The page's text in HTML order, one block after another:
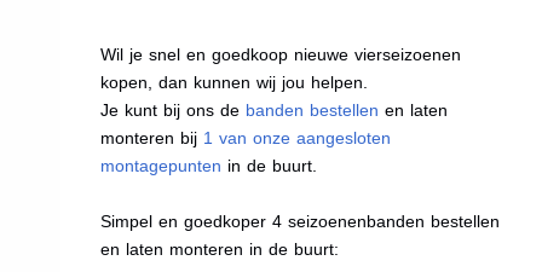
Wil je snel en goedkoop nieuwe vierseizoenen
kopen, dan kunnen wij jou helpen.
Je kunt bij ons de banden bestellen en laten
monteren bij 1 van onze aangesloten
montagepunten in de buurt.
Simpel en goedkoper 4 seizoenenbanden bestellen
en laten monteren in de buurt: